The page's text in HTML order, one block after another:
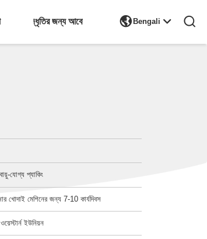
উদ্ধৃতির জন্য আবেদন Bengali 
যোগ্য প্যাকিং
খোদাই মেশিনের জন্য 7-10 কার্যদিবস
ইউনিয়ন